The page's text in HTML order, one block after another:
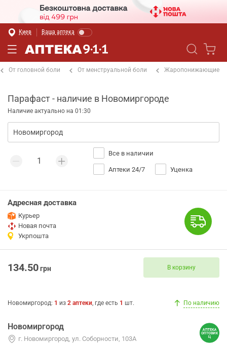
Киев Ваша аптека
От головной боли От менструальной боли Жаропонижающие
Парафаст - наличие в Новомиргороде
Наличие актуально на 01:30
Все в наличии
Аптеки 24/7 Уценка
Адресная доставка
Курьер
Новая почта
Укрпошта
134.50грн В корзину
Новомиргород: 1 из 2 аптеки, где есть 1 шт. По наличию
Новомиргород
г. Новомиргород, ул. Соборности, 103А